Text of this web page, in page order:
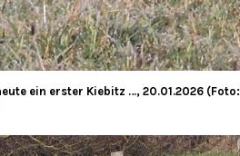
ein erster Kiebitz …, 20.01.2026 (Foto: